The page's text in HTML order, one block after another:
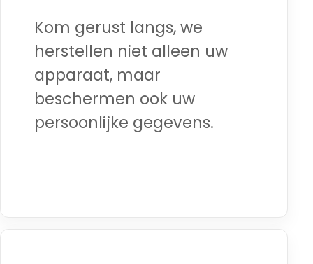
Kom gerust langs, we
herstellen niet alleen uw
apparaat, maar
beschermen ook uw
persoonlijke gegevens.